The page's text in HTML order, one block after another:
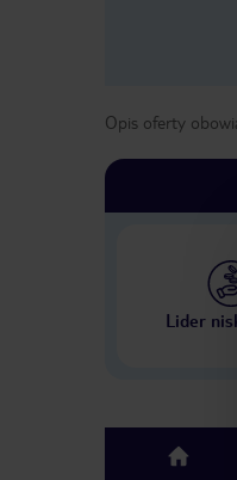
Opis oferty
Lider
top